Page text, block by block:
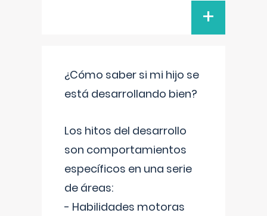
+
¿Cómo saber si mi hijo se
está desarrollando bien?
Los hitos del desarrollo
son comportamientos
específicos en una serie
de áreas:
- Habilidades motoras